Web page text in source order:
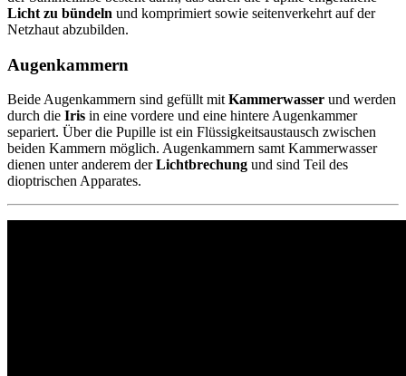
Licht zu bündeln und komprimiert sowie seitenverkehrt auf der
Netzhaut abzubilden.
Augenkammern
Beide Augenkammern sind gefüllt mit Kammerwasser und werden
durch die Iris in eine vordere und eine hintere Augenkammer
separiert. Über die Pupille ist ein Flüssigkeitsaustausch zwischen
beiden Kammern möglich. Augenkammern samt Kammerwasser
dienen unter anderem derLichtbrechung und sind Teil des
dioptrischen Apparates.